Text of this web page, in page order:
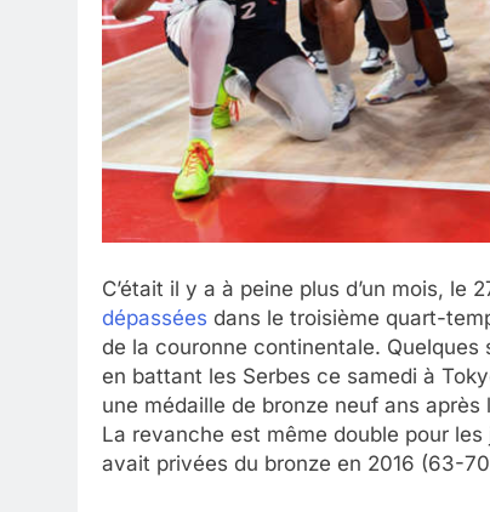
C’était il y a à peine plus d’un mois, le
dépassées dans le troisième quart-
de la couronne continentale.
en battant les Serbes ce samedi à
une médaille de bronze neuf ans
La revanche est même double pour les
avait privées du bronze en 2016 (63-